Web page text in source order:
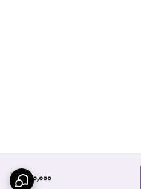
500,000